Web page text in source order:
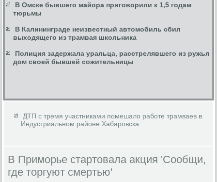
В Омске бывшего майора приговорили к 1,5 годам
тюрьмы
В Калининграде неизвестный автомобиль сбил
выходящего из трамвая школьника
Полиция задержала уральца, расстрелявшего из ружья
дом своей бывшей сожительницы
ДТП с тремя участниками помешало работе трамваев в
Индустриальном районе Хабаровска
В Приморье стартовала акция 'Сообщи,
где торгуют смертью'